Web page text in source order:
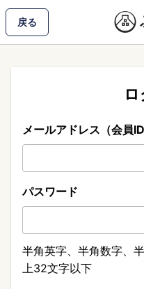
戻る
メールアドレス（会員ID
パスワード
半角英字、半角数字、
上32文字以下